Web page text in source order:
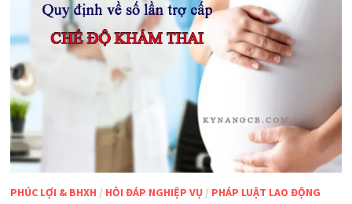
PHÚC LỢI & BHXH / HỎI ĐÁP NGHIỆP VỤ/ PHÁP LUẬT LAO ĐỘNG